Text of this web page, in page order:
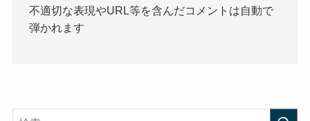
不適切な表現やURL等を含んだコメントは自動で
弾かれます